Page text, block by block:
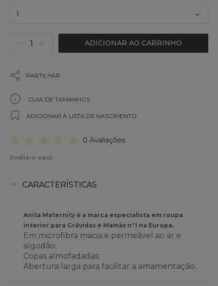
ADICIONAR AO CARRINHO
PARTILHAR
GUIA DE TAMANHOS
ADICIONAR À LISTA DE NASCIMENTO
0 Avaliações
Avalia-o aqui
CARACTERÍSTICAS
Anita Maternity é a marca especialista em roupa
interior para Grávidas e Mamãs nº1 na Europa.
Em microfibra macia e permeável ao ar e
algodão;
Copas almofadadas;
Abertura larga para facilitar a amamentação.